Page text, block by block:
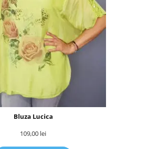
Bluza Lucica
109,00 lei